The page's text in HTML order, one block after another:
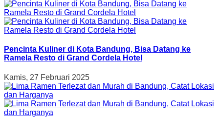
Pencinta Kuliner di Kota Bandung, Bisa Datang ke
Ramela Resto di Grand Cordela Hotel
Kamis, 27 Februari 2025